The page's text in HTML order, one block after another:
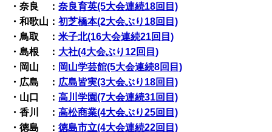
・奈良 ：奈良育英(5大会連続18回目)
・和歌山：初芝橋本(2大会ぶり18回目)
・鳥取 ：米子北(16大会連続21回目)
・島根 ： 大社(4大会ぶり12回目)
・岡山 ： 岡山学芸館(5大会連続8回目)
・広島 ： 広島皆実(3大会ぶり18回目)
・山口 ：高川学園(7大会連続31回目)
・香川 ：高松商業(4大会ぶり25回目)
・徳島 ：徳島市立(4大会連続22回目)